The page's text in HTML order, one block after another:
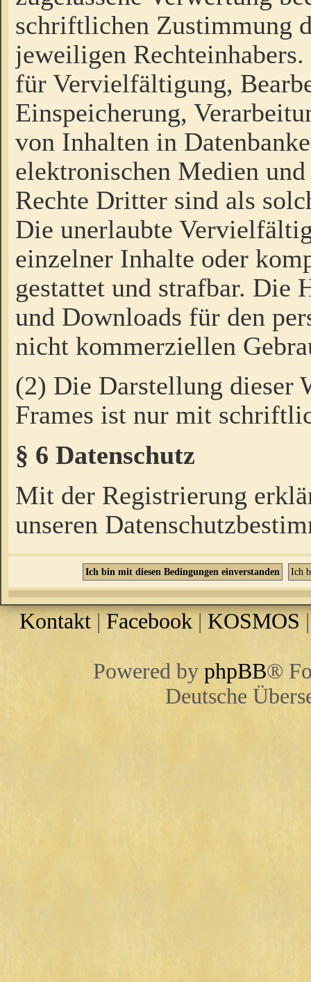
schriftlichen Zustimmung
jeweiligen
für Vervielfältigung,
Einspeicherung,
von Inhalten in
elektronischen Medien
Rechte Dritter sind als
Die unerlaubte
einzelner Inhalte oder
gestattet und strafbar. Die
und Downloads für den
nicht kommerziellen
(2) Die Darstellung dieser
Frames ist nur mit
§ 6 Datenschutz
Mit der Registrierung
unseren
Kontakt |Facebook | KOSMOS
Powered by phpBB®
Deutsche